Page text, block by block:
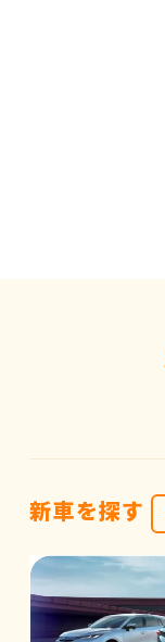
新車を探す